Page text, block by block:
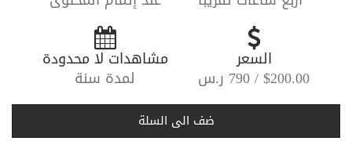
مشاهدات لا محدودة
لمدة سنة
السعر-----
$200.00 / 790 ر.س
ضف الى السلة